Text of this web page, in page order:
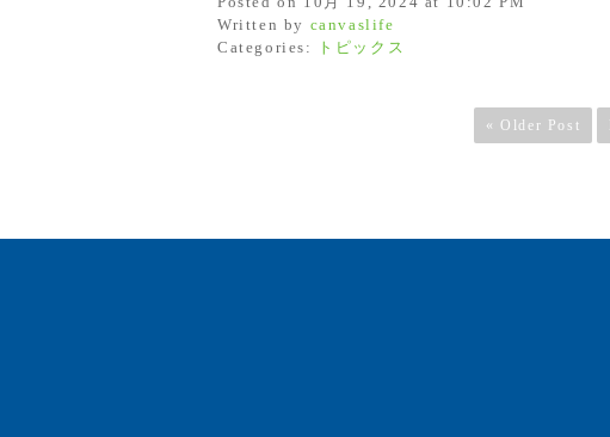
Written by canvaslife
Categories:
トピックス
« Older Post